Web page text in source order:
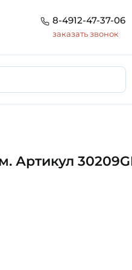
8-4912-47-37-06
заказать звонок
Артикул